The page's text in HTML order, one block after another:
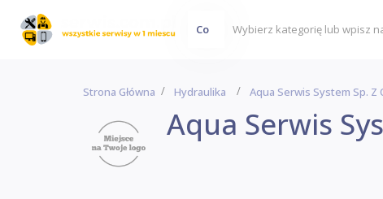
Co
Strona Główna Hydraulika Aqua Serwis System Sp. Z
Aqua Serwis